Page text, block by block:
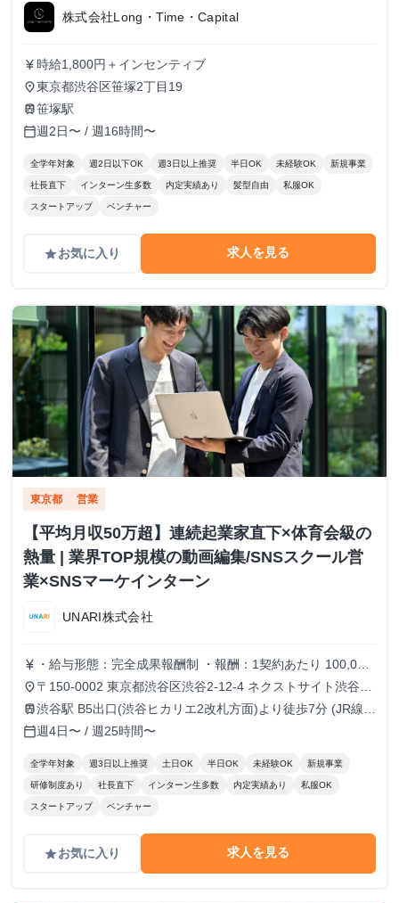
株式会社Long・Time・Capital
currency_yen 時給1,800円＋インセンティブ
place東京都渋谷区笹塚2丁目19
train笹塚駅
calendar_today週2日〜 / 週16時間〜
全学年対象 週2日以下OK 週3日以上推奨 半日OK 未経験OK 新規事業
社長直下 インターン生多数 内定実績あり 髪型自由 私服OK
スタートアップ ベンチャー
gradeお気に入り 求人を見る
東京都 営業
【平均月収50万超】連続起業家直下×体育会級の
熱量 | 業界TOP規模の動画編集/SNSスクール営
業×SNSマーケインターン
UNARI株式会社
currency_yen ・給与形態：完全成果報酬制 ・報酬：1契約あたり 100,000
円〜140,000円
place 〒150-0002 東京都渋谷区渋谷2-12-4 ネクストサイト渋谷ビ
ル
train渋谷駅 B5出口(渋谷ヒカリエ2改札方面)より徒歩7分 (JR線・
東京メトロ銀座線/半蔵門線/副都心線・東急東横線・京王井
calendar_today週4日〜 / 週25時間〜
全学年対象 週3日以上推奨 土日OK 半日OK 未経験OK 新規事業
研修制度あり 社長直下 インターン生多数 内定実績あり 私服OK
スタートアップ ベンチャー
gradeお気に入り 求人を見る